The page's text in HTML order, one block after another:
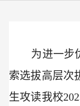
为进一步
索选拔高层次
生攻读我校202